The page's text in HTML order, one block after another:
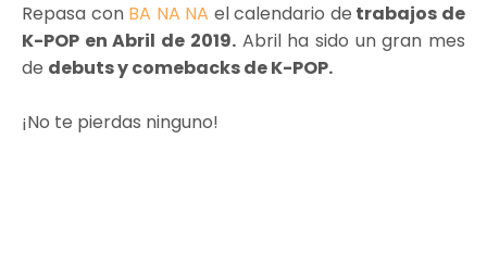
Repasa con BA NA NA el calendario de trabajos de
K-POP en Abril de 2019.Abril ha sido un gran mes
de debuts y comebacks de K-POP.
¡No te pierdas ninguno!